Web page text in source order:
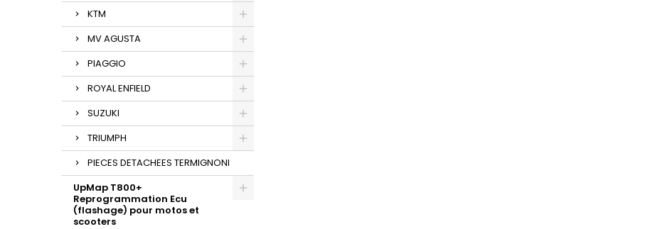
KTM
MV AGUSTA
PIAGGIO
ROYAL ENFIELD
SUZUKI
TRIUMPH
PIECES DETACHEES TERMIGNONI
UpMap T800+
Reprogrammation Ecu
(flashage) pour motos et
scooters